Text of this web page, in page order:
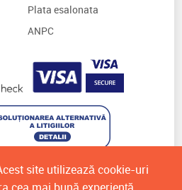
site utilizează cookie-uri
Plata esalonata
ANPC